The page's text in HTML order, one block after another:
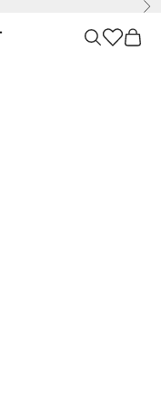
Pesquisar
Lista de
Sacola